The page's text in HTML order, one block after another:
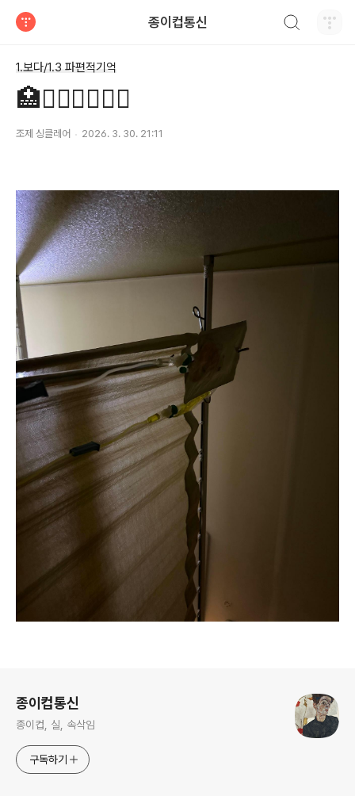
종이컵통신
1.보다/1.3 파편적기억
🏥👨‍⚕️👨‍⚕️👨‍⚕️
조제 싱클레어 2026. 3. 30. 21:11
종이컵통신
종이컵, 실, 속삭임
구독하기